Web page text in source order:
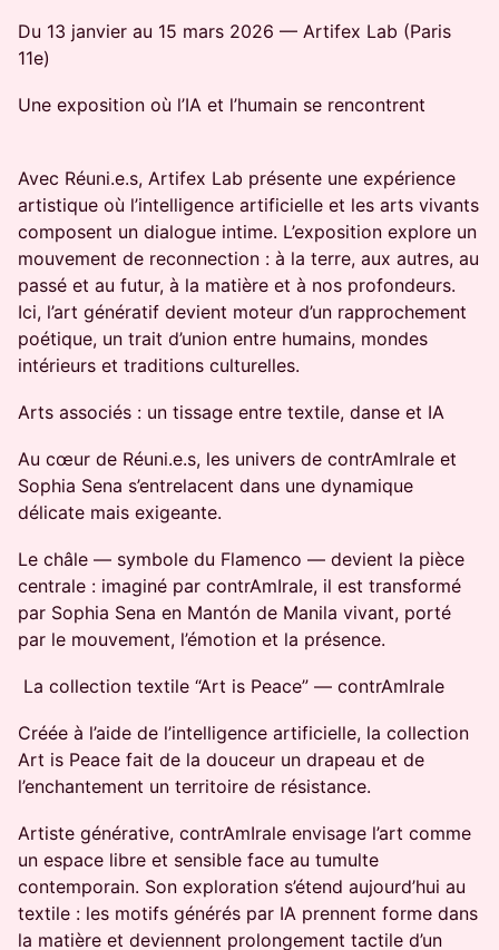
Du 13 janvier au 15 mars 2026 — Artifex Lab (Paris
11e)
Une exposition où l’IA et l’humain se rencontrent
Avec Réuni.e.s, Artifex Lab présente une expérience
artistique où l’intelligence artificielle et les arts vivants
composent un dialogue intime. L’exposition explore un
mouvement de reconnection : à la terre, aux autres, au
passé et au futur, à la matière et à nos profondeurs.
Ici, l’art génératif devient moteur d’un rapprochement
poétique, un trait d’union entre humains, mondes
intérieurs et traditions culturelles.
Arts associés : un tissage entre textile, danse et IA
Au cœur de Réuni.e.s, les univers de contrAmIrale et
Sophia Sena s’entrelacent dans une dynamique
délicate mais exigeante.
Le châle — symbole du Flamenco — devient la pièce
centrale : imaginé par contrAmIrale, il est transformé
par Sophia Sena en Mantón de Manila vivant, porté
par le mouvement, l’émotion et la présence.
La collection textile “Art is Peace” — contrAmIrale
Créée à l’aide de l’intelligence artificielle, la collection
Art is Peace fait de la douceur un drapeau et de
l’enchantement un territoire de résistance.
Artiste générative, contrAmIrale envisage l’art comme
un espace libre et sensible face au tumulte
contemporain. Son exploration s’étend aujourd’hui au
textile : les motifs générés par IA prennent forme dans
la matière et deviennent prolongement tactile d’un